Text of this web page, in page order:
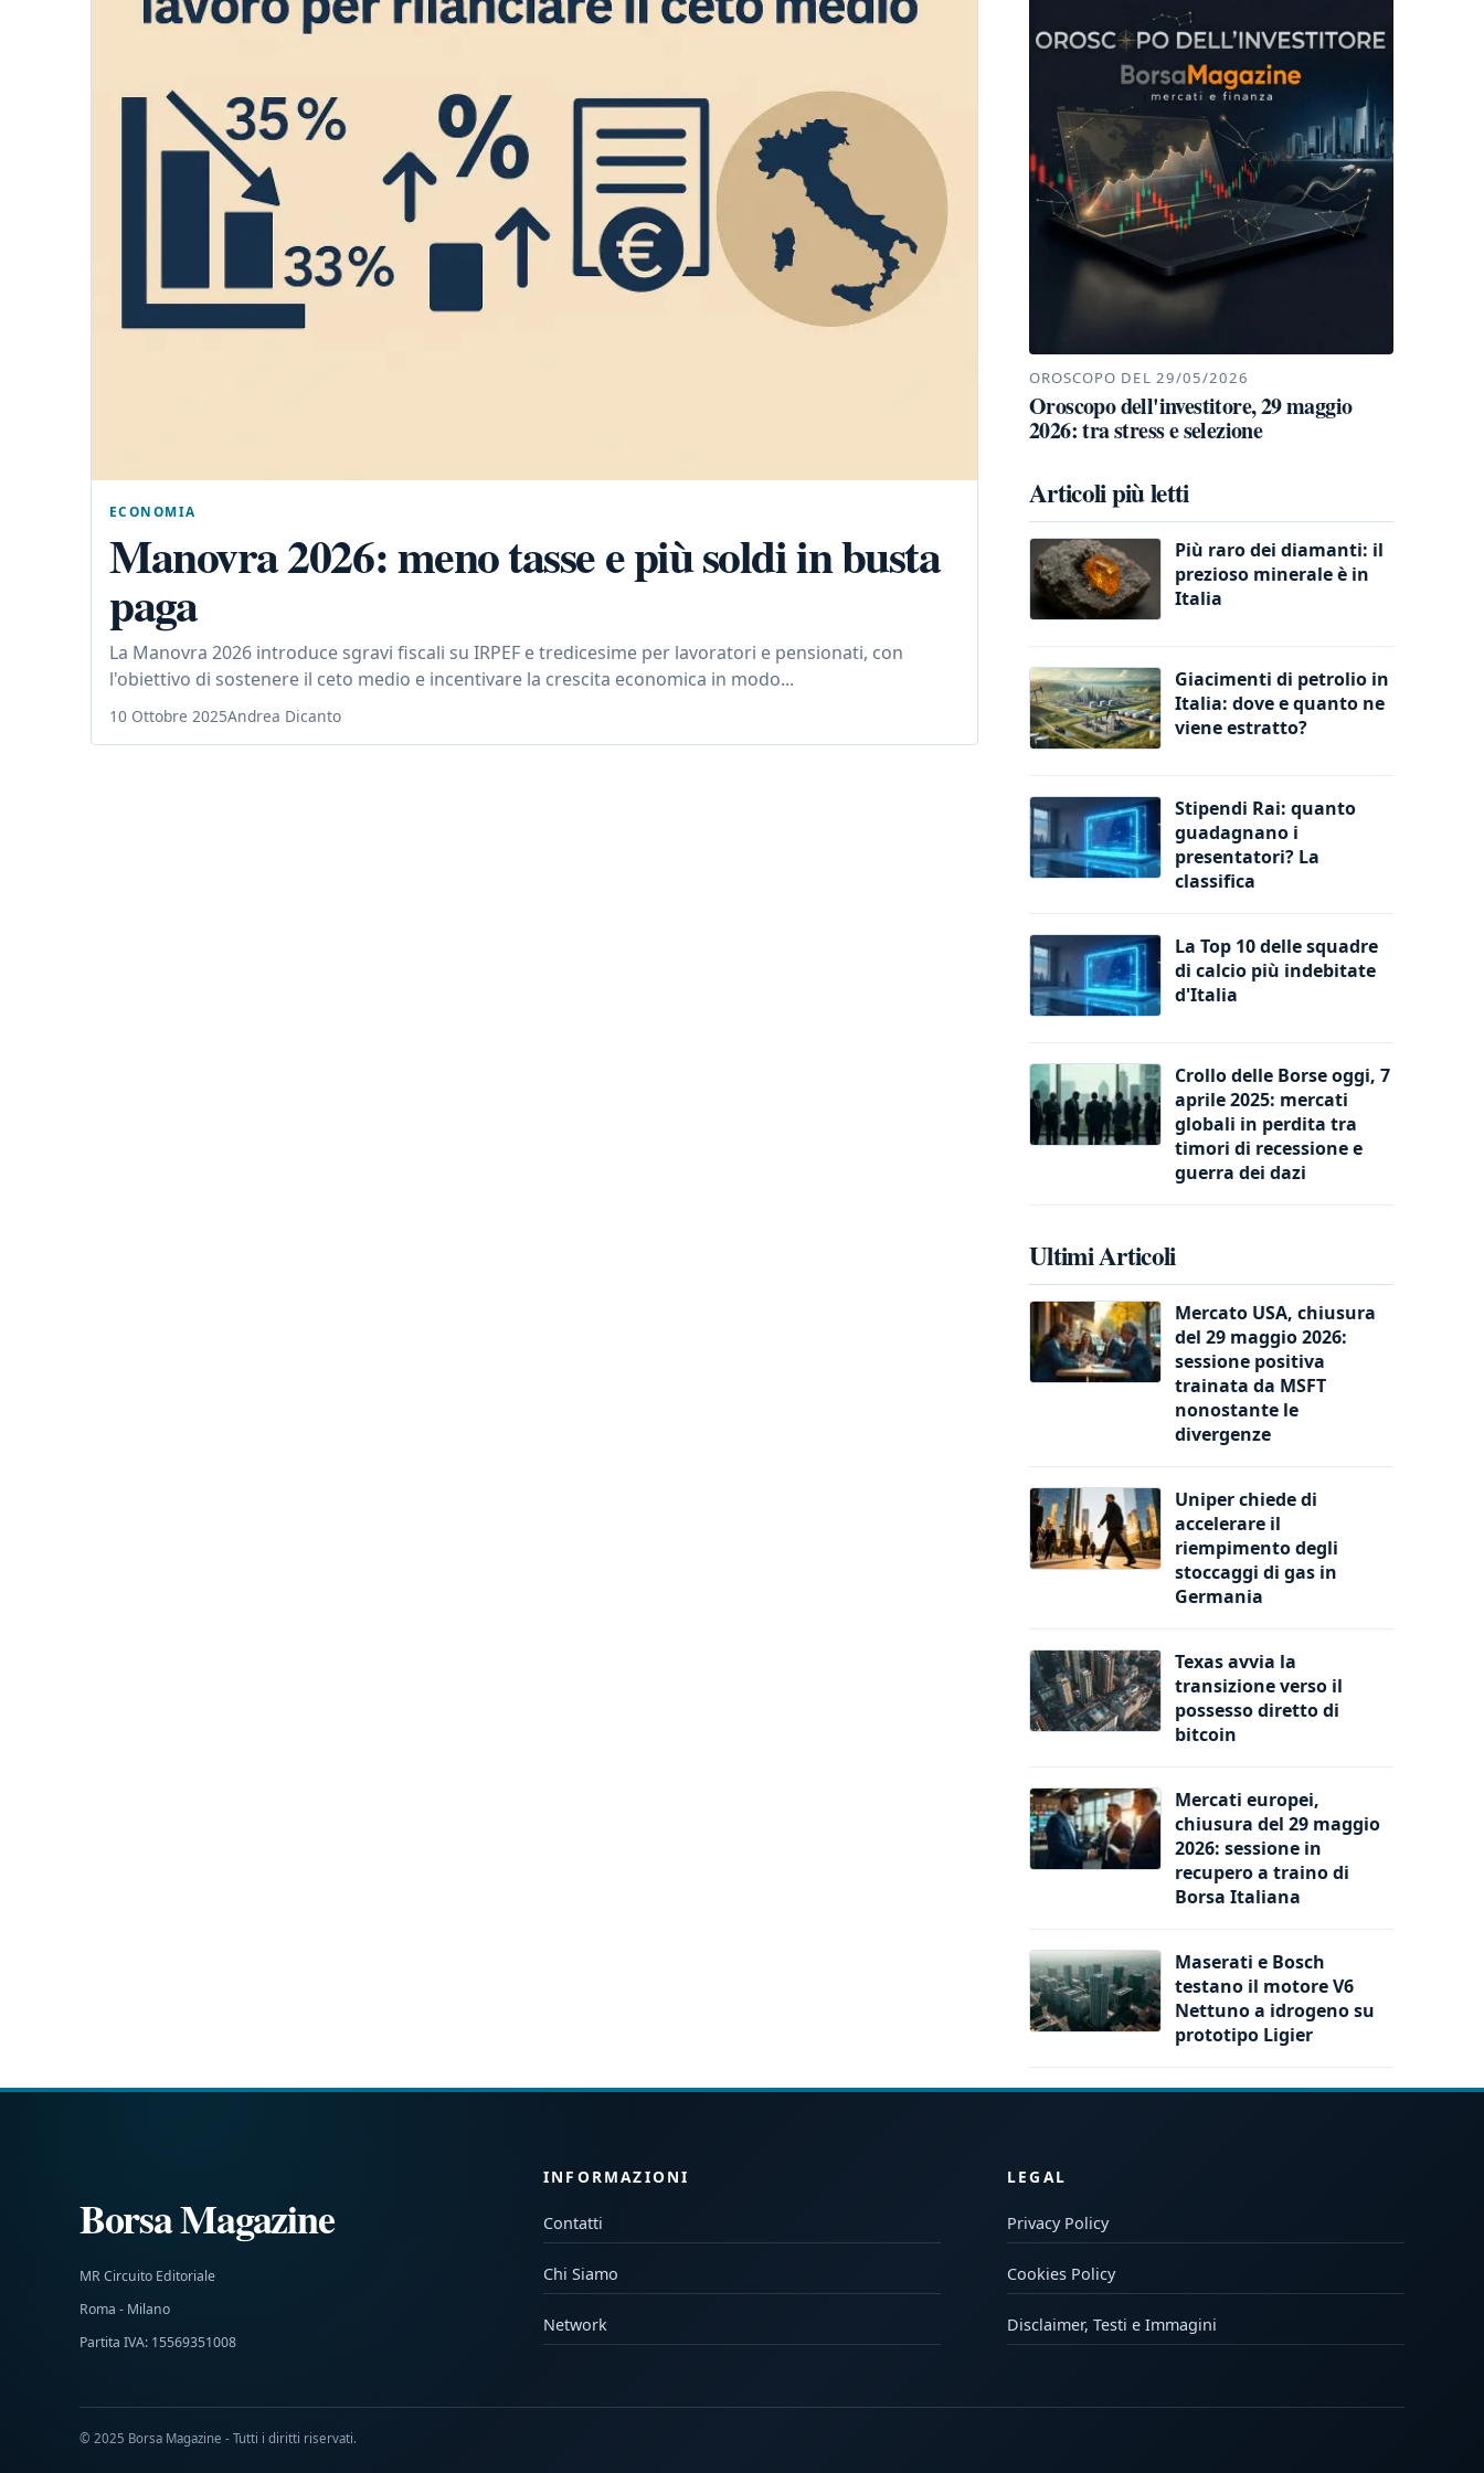
ECONOMIA
Manovra 2026: meno tasse e più soldi in busta
paga
La Manovra 2026 introduce sgravi fiscali su IRPEF e tredicesime per lavoratori e pensionati, con
l'obiettivo di sostenere il ceto medio e incentivare la crescita economica in modo...
10 Ottobre 2025Andrea Dicanto
OROSCOPO DEL 29/05/2026
Oroscopo dell'investitore, 29 maggio
2026: tra stress e selezione
Articoli più letti
Più raro dei diamanti: il
prezioso minerale è in
Italia
Giacimenti di petrolio in
Italia: dove e quanto ne
viene estratto?
Stipendi Rai: quanto
guadagnano i
presentatori? La
classifica
La Top 10 delle squadre
di calcio più indebitate
d'Italia
Crollo delle Borse oggi, 7
aprile 2025: mercati
globali in perdita tra
timori di recessione e
guerra dei dazi
Ultimi Articoli
Mercato USA, chiusura
del 29 maggio 2026:
sessione positiva
trainata da MSFT
nonostante le
divergenze
Uniper chiede di
accelerare il
riempimento degli
stoccaggi di gas in
Germania
Texas avvia la
transizione verso il
possesso diretto di
bitcoin
Mercati europei,
chiusura del 29 maggio
2026: sessione in
recupero a traino di
Borsa Italiana
Maserati e Bosch
testano il motore V6
Nettuno a idrogeno su
prototipo Ligier
Borsa Magazine
MR Circuito Editoriale
Roma - Milano
Partita IVA: 15569351008
INFORMAZIONI
Contatti
Chi Siamo
Network
LEGAL
Privacy Policy
Cookies Policy
Disclaimer, Testi e Immagini
© 2025 Borsa Magazine - Tutti i diritti riservati.